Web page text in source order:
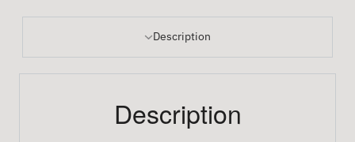
Description
Description